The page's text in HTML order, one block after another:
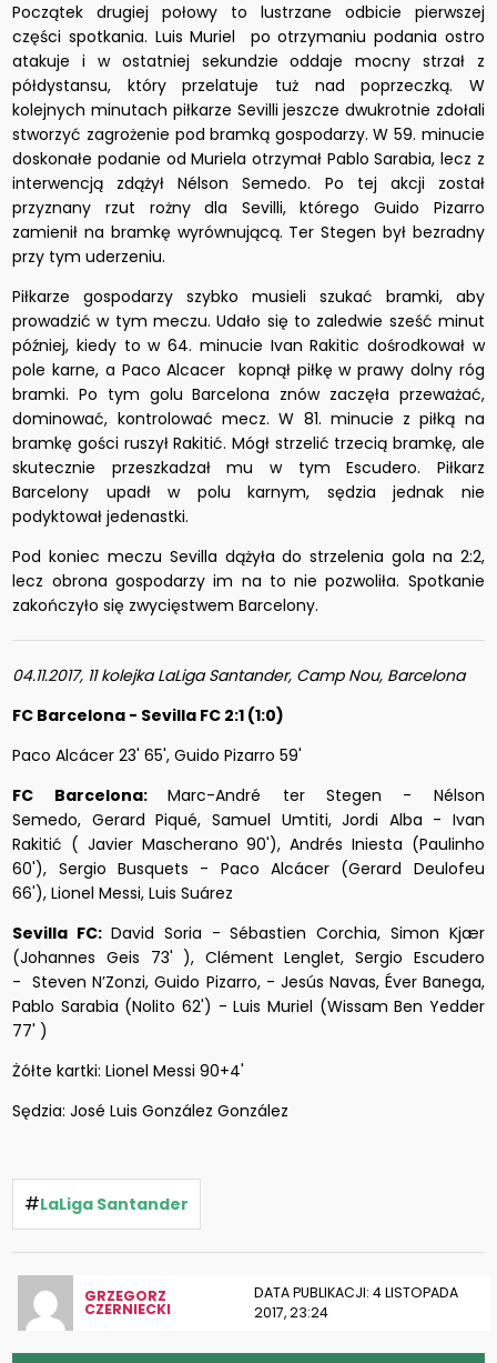
Początek drugiej połowy to lustrzane odbicie pierwszej
części spotkania. Luis Muriel po otrzymaniu podania ostro
atakuje i w ostatniej sekundzie oddaje mocny strzał z
półdystansu, który przelatuje tuż nad poprzeczką. W
kolejnych minutach piłkarze Sevilli jeszcze dwukrotnie zdołali
stworzyć zagrożenie pod bramką gospodarzy. W 59. minucie
doskonałe podanie od Muriela otrzymał Pablo Sarabia, lecz z
interwencją zdążył Nélson Semedo. Po tej akcji został
przyznany rzut rożny dla Sevilli, którego Guido Pizarro
zamienił na bramkę wyrównującą. Ter Stegen był bezradny
przy tym uderzeniu.
Piłkarze gospodarzy szybko musieli szukać bramki, aby
prowadzić w tym meczu. Udało się to zaledwie sześć minut
później, kiedy to w 64. minucie Ivan Rakitic dośrodkował w
pole karne, a Paco Alcacer kopnął piłkę w prawy dolny róg
bramki. Po tym golu Barcelona znów zaczęła przeważać,
dominować, kontrolować mecz. W 81. minucie z piłką na
bramkę gości ruszył Rakitić. Mógł strzelić trzecią bramkę, ale
skutecznie przeszkadzał mu w tym Escudero. Piłkarz
Barcelony upadł w polu karnym, sędzia jednak nie
podyktował jedenastki.
Pod koniec meczu Sevilla dążyła do strzelenia gola na 2:2,
lecz obrona gospodarzy im na to nie pozwoliła. Spotkanie
zakończyło się zwycięstwem Barcelony.
04.11.2017, 11 kolejka LaLiga Santander, Camp Nou, Barcelona
FC Barcelona - Sevilla FC 2:1 (1:0)
Paco Alcácer 23' 65', Guido Pizarro 59'
FC Barcelona:Marc-André ter Stegen - Nélson
Semedo, Gerard Piqué, Samuel Umtiti, Jordi Alba - Ivan
Rakitić ( Javier Mascherano 90'), Andrés Iniesta (Paulinho
60'), Sergio Busquets - Paco Alcácer (Gerard Deulofeu
66'), Lionel Messi, Luis Suárez
Sevilla FC: David Soria - Sébastien Corchia, Simon Kjær
(Johannes Geis 73' ), Clément Lenglet, Sergio Escudero
- Steven N’Zonzi, Guido Pizarro, - Jesús Navas, Éver Banega,
Pablo Sarabia (Nolito 62') - Luis Muriel (Wissam Ben Yedder
77' )
Żółte kartki: Lionel Messi 90+4'
Sędzia: José Luis González González
#LaLiga Santander
GRZEGORZ
CZERNIECKI
DATA PUBLIKACJI: 4 LISTOPADA
2017, 23:24